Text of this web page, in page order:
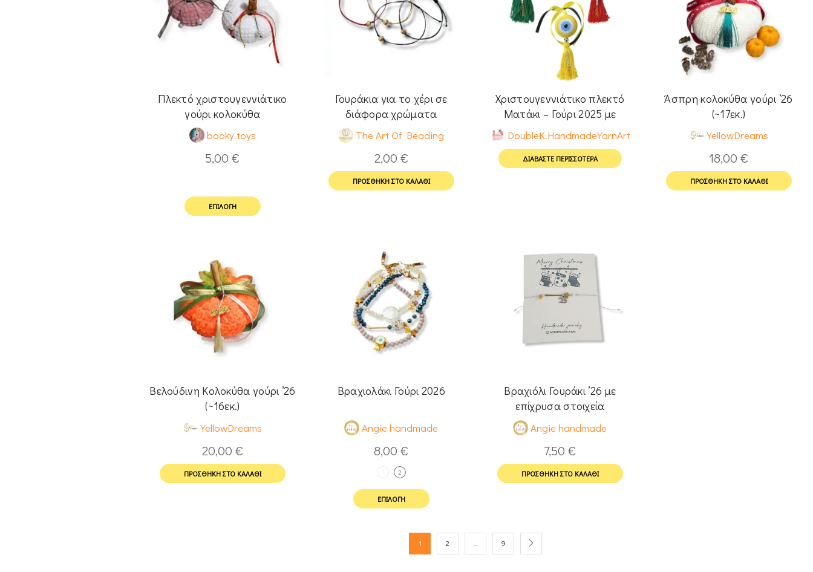
Πλεκτό χριστουγεννιάτικο
γούρι κολοκύθα
booky.toys
5,00€
ΕΠΙΛΟΓΉ
Γουράκια για το χέρι σε
διάφορα χρώματα
(ελαχ.4τμχ.)
The Art Of Beading
2,00 €
ΠΡΟΣΘΉΚΗ ΣΤΟ ΚΑΛΆΘΙ
Χριστουγεννιάτικο πλεκτό
Ματάκι – Γούρι 2025 με
ομάδες
DoubleK.HandmadeYarnArt
ΔΙΑΒΆΣΤΕ ΠΕΡΙΣΣΌΤΕΡΑ
Άσπρη κολοκύθα γούρι ’26
(~17εκ.)
YellowDreams
18,00€
ΠΡΟΣΘΉΚΗ ΣΤΟ ΚΑΛΆΘΙ
Βελούδινη Κολοκύθα γούρι ’26
(~16εκ.)
YellowDreams
20,00 €
ΠΡΟΣΘΉΚΗ ΣΤΟ ΚΑΛΆΘΙ
Βραχιολάκι Γούρι 2026
Angie handmade
8,00€
2
ΕΠΙΛΟΓΉ
Βραχιόλι Γουράκι ’26 με
επίχρυσα στοιχεία
Angie handmade
7,50€
ΠΡΟΣΘΉΚΗ ΣΤΟ ΚΑΛΆΘΙ
1 2 … 9